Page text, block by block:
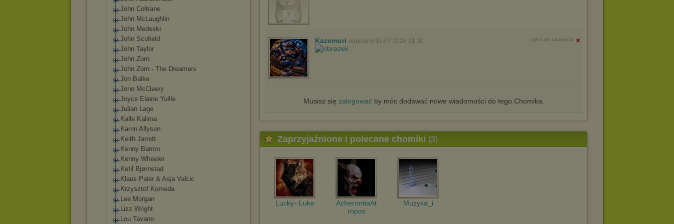
John Coltrane
John McLaughlin
John Medeski
John Scofield
John Taylor
John Zorn
John Zorn - The Dreamers
Jon Balke
Jono McCleery
Joyce Elaine Yuille
Julian Lage
Kalle Kalima
Karrin Allyson
Keith Jarrett
Kenny Barron
Kenny Wheeler
Ketil Bjørnstad
Klaus Paier & Asja Valcic
Krzysztof Komeda
Lee Morgan
Lizz Wright
Lou Tavano
Kazemori napisano 15.07.2026 21:30 zgłoś do usunięcia
Musisz się zalogowaćby móc dodawać nowe wiadomości do tego Chomika.
Zaprzyjaźnione i polecane chomiki (3)
Lucky--Luke
AcherontiaAt
ropos
Muzyka_i